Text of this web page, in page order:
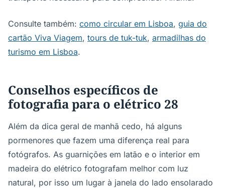
Consulte também: como circular em Lisboa, guia do
cartão Viva Viagem, tours de tuk-tuk, armadilhas do
turismo em Lisboa.
Conselhos específicos de
fotografia para o elétrico 28
Além da dica geral de manhã cedo, há alguns
pormenores que fazem uma diferença real para
fotógrafos. As guarnições em latão e o interior em
madeira do elétrico fotografam melhor com luz
natural, por isso um lugar à janela do lado ensolarado